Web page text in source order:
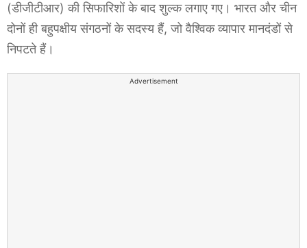
(डीजीटीआर) की सिफारिशों के बाद शुल्क लगाए गए। भारत और चीन
दोनों ही बहुपक्षीय संगठनों के सदस्य हैं, जो वैश्विक व्यापार मानदंडों से
निपटते हैं।
Advertisement